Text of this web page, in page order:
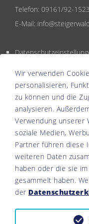
Telefon: 09161/92-1523
E-Mail:
Wir verwenden
personalisieren,
zu können und die
analysieren.
Verwendung unserer
soziale Medien,
Partner führen diese
weiteren Daten
haben oder die sie
gesammelt haben.
der